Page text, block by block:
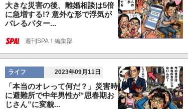
大きな災害の後、離婚相談は5倍
に急増する!? 意外な形で浮気が
バレるパター...
週刊SPA！編集部
ライフ 2023年09月11日
「本当のオレって何だ？」災害時
に避難所で中年男性が“思春期お
じさん”に変貌...